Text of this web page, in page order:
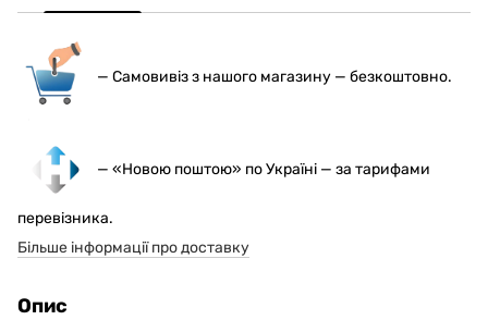
— Самовивіз з нашого магазину — безкоштовно.
— «Новою поштою» по Україні — за тарифами
перевізника.
Більше інформації про доставку
Опис